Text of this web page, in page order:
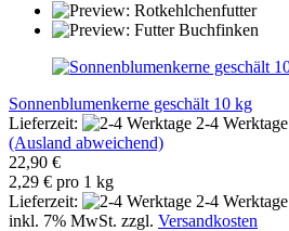
Sonnenblumenkerne geschält 10 kg
Lieferzeit:
2-4 Werktage
(Ausland abweichend)
22,90 €
2,29 € pro 1 kg
Lieferzeit:
2-4 Werktage
inkl. 7% MwSt. zzgl. Versandkosten